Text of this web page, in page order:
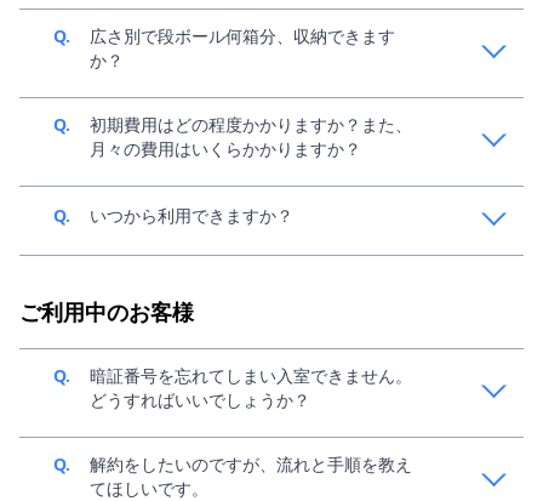
Q.
広さ別で段ボール何箱分、収納できます
か？
A.
中身によって変動してきますが、目安1畳で140サイズ
段ボール、約36個分収納可能です。収納イメージは、
Q.
初期費用はどの程度かかりますか？また、
月々の費用はいくらかかりますか？
A.
ご利用条件によって異なるため、スペラボ新規窓口
Q. いつから利用できますか？
み・ご契約につきましては、
ご利用中のお客様
Q.
暗証番号を忘れてしまい入室できません。
どうすればいいでしょうか？
A.
約2~3営業日程度お時間をいただき、現地にて解錠作
業を行います。別途費用がかかる場合がございます。
Q.
解約をしたいのですが、流れと手順を教え
てほしいです。